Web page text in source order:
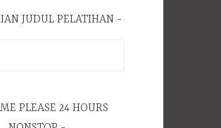
JUDUL PELATIHAN
PLEASE 24 HOURS